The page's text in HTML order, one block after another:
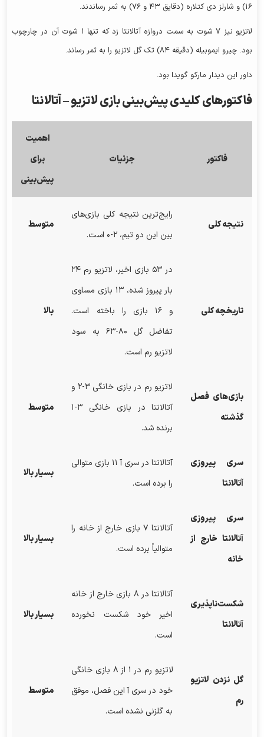
۱۶) و شارلز دی کتلاره (دقایق ۴۳ و ۷۶) به ثمر رساندند.
لاتزیو نیز ۷ شوت به سمت دروازه آتالانتا زد که تنها ۱ شوت آن در چارچوب
بود. چیرو ایموبیله (دقیقه ۸۴) تک گل لاتزیو را به ثمر رساند.
داور این دیدار مارکو گویدا بود.
فاکتورهای کلیدیپیش‌بینی بازیلاتزیو – آتالانتا
فاکتور جزئیات
اهمیت
برای
پیش‌بینی
نتیجه کلی
رایج‌ترین نتیجه کلی بازی‌های
بین این دو تیم، ۲-۰ است.
متوسط
تاریخچه کلی
در ۵۳ بازی اخیر، لاتزیو رم ۲۴
بار پیروز شده، ۱۳ بازی مساوی
و ۱۶ بازی را باخته است.
تفاضل گل ۸۰-۶۳ به سود
لاتزیو رم است.
بالا
بازی‌های فصل
گذشته
لاتزیو رم در بازی خانگی ۳-۲ و
آتالانتا در بازی خانگی ۳-۱
برنده شد.
متوسط
سری پیروزی
آتالانتا
آتالانتا در سری آ ۱۱ بازی متوالی
را برده است.
بسیار بالا
سری پیروزی
آتالانتا خارج از
خانه
آتالانتا ۷ بازی خارج از خانه را
متوالیاً برده است.
بسیار بالا
شکست‌ناپذیری
آتالانتا
آتالانتا در ۸ بازی خارج از خانه
اخیر خود شکست نخورده
است.
بسیار بالا
گل نزدن لاتزیو
رم
لاتزیو رم در ۱ از ۸ بازی خانگی
خود در سری آ این فصل، موفق
به گلزنی نشده است.
متوسط